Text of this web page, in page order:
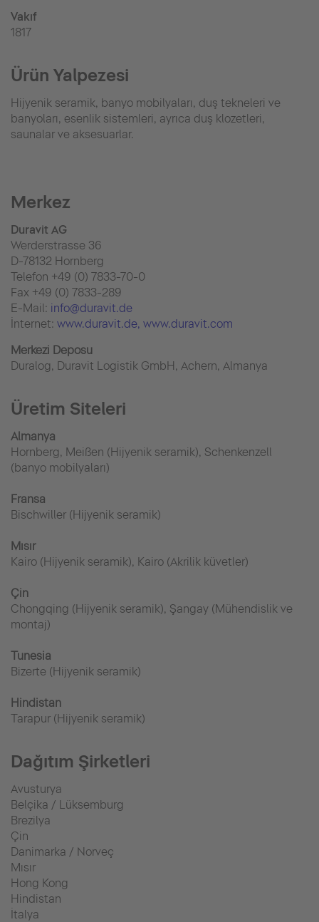
Vakıf
1817
Ürün Yalpezesi
Hijyenik seramik, banyo mobilyaları, duş tekneleri ve
banyoları, esenlik sistemleri, ayrıca duş klozetleri,
saunalar ve aksesuarlar.
Merkez
Duravit AG
Werderstrasse 36
D-78132 Hornberg
Telefon +49 (0) 7833-70-0
Fax +49 (0) 7833-289
E-Mail: info@duravit.de
İnternet: www.duravit.de, www.duravit.com
Merkezi Deposu
Duralog, Duravit Logistik GmbH, Achern, Almanya
Üretim Siteleri
Almanya
Hornberg, Meißen (Hijyenik seramik), Schenkenzell
(banyo mobilyaları)
Fransa
Bischwiller (Hijyenik seramik)
Mısır
Kairo (Hijyenik seramik), Kairo (Akrilik küvetler)
Çin
Chongqing (Hijyenik seramik), Şangay (Mühendislik ve
montaj)
Tunesia
Bizerte (Hijyenik seramik)
Hindistan
Tarapur (Hijyenik seramik)
Dağıtım Şirketleri
Avusturya
Belçika / Lüksemburg
Brezilya
Çin
Danimarka / Norveç
Mısır
Hong Kong
Hindistan
İtalya